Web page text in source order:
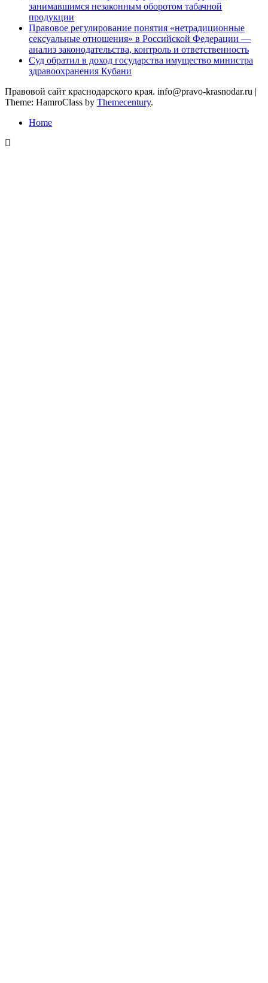
занимавшимся незаконным оборотом табачной
продукции
Правовое регулирование понятия «нетрадиционные
сексуальные отношения» в Российской Федерации —
анализ законодательства, контроль и ответственность
Суд обратил в доход государства имущество министра
здравоохранения Кубани
Правовой сайт краснодарского края. info@pravo-krasnodar.ru |
Theme: HamroClass by Themecentury.
Home